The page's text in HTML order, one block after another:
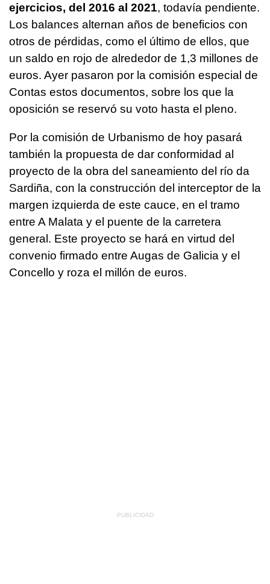
ejercicios, del 2016 al 2021, todavía pendiente.
Los balances alternan años de beneficios con
otros de pérdidas, como el último de ellos, que
un saldo en rojo de alrededor de 1,3 millones de
euros. Ayer pasaron por la comisión especial de
Contas estos documentos, sobre los que la
oposición se reservó su voto hasta el pleno.
Por la comisión de Urbanismo de hoy pasará
también la propuesta de dar conformidad al
proyecto de la obra del saneamiento del río da
Sardiña, con la construcción del interceptor de la
margen izquierda de este cauce, en el tramo
entre A Malata y el puente de la carretera
general. Este proyecto se hará en virtud del
convenio firmado entre Augas de Galicia y el
Concello y roza el millón de euros.